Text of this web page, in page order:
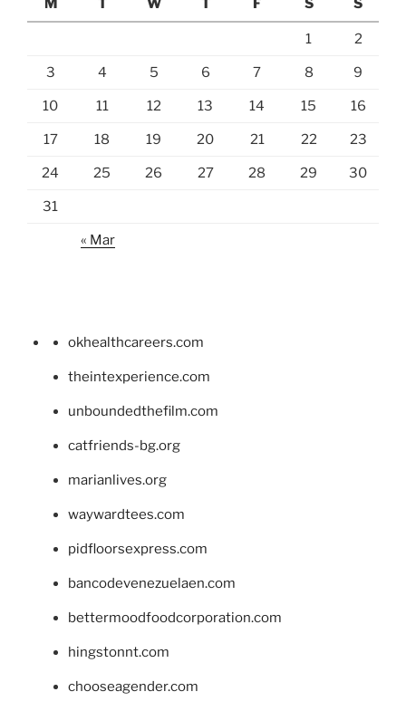
M W F S S
1 2
3 4 5 6 7 8 9
10 11 12 13 14 15 16
17 18 19 20 21 22 23
24 25 26 27 28 29 30
31
« Mar
okhealthcareers.com
theintexperience.com
unboundedthefilm.com
catfriends-bg.org
marianlives.org
waywardtees.com
pidfloorsexpress.com
bancodevenezuelaen.com
bettermoodfoodcorporation.com
hingstonnt.com
chooseagender.com